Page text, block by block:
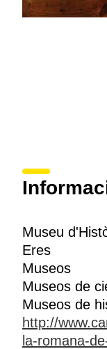
Museu
Eres
Museos
Museos de
Museos de
http://
la-romana-